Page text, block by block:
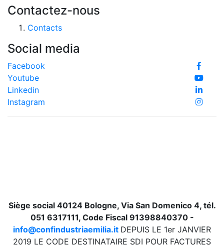
Contactez-nous
Contacts
Social media
Facebook
Youtube
Linkedin
Instagram
Siège social 40124 Bologne, Via San Domenico 4, tél.
051 6317111, Code Fiscal 91398840370 -
info@confindustriaemilia.it DEPUIS LE 1er JANVIER
2019 LE CODE DESTINATAIRE SDI POUR FACTURES